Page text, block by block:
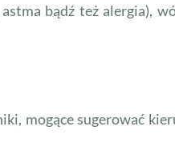
bądź też alergia),
mogące sugerować